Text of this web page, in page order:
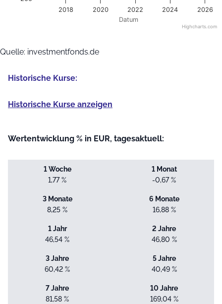
Datum
2018 2020 2022 2024 2026
Highcharts.com
Quelle: investmentfonds.de
Historische Kurse:
Historische Kurse anzeigen
Wertentwicklung % in EUR, tagesaktuell:
1 Woche
1,77 %
1 Monat
-0,67 %
3 Monate
8,25 %
6 Monate
16,88 %
1 Jahr
46,54 %
2 Jahre
46,80 %
3 Jahre
60,42 %
5 Jahre
40,49 %
7 Jahre
81,58 %
10 Jahre
169,04 %